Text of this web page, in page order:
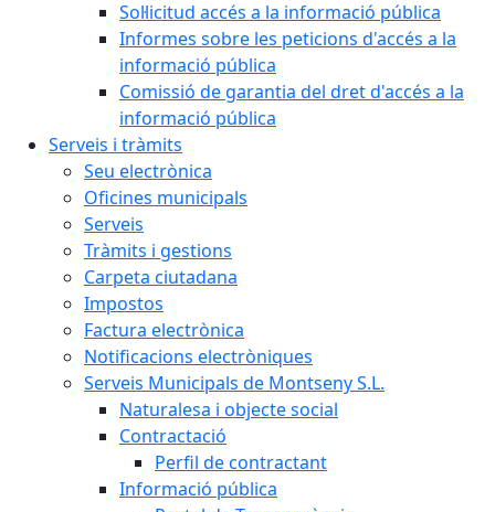
Sol·licitud accés a la informació pública
Informes sobre les peticions d'accés a la
informació pública
Comissió de garantia del dret d'accés a la
informació pública
Serveis i tràmits
Seu electrònica
Oficines municipals
Serveis
Tràmits i gestions
Carpeta ciutadana
Impostos
Factura electrònica
Notificacions electròniques
Serveis Municipals de Montseny S.L.
Naturalesa i objecte social
Contractació
Perfil de contractant
Informació pública